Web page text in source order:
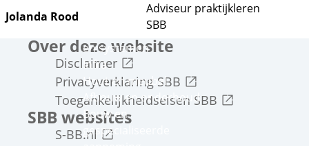
Metaal en metalektro
Technische installaties
en systemen
Infra
Hout en meubel
Afbouw en onderhoud
Bouw en
gespecialiseerde
Jolanda Rood
Adviseur praktijkleren
SBB
Over deze website
Disclaimer
Privacyverklaring SBB
Toegankelijkheidseisen SBB
SBB websites
S-BB.nl